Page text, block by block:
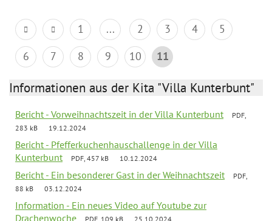
1 ... 2 3 4
5
6
7 8 9 10 11
Informationen aus der Kita "Villa Kunterbunt"
Bericht - Vorweihnachtszeit in der Villa Kunterbunt
PDF,
283 kB
19.12.2024
Bericht - Pfefferkuchenhauschallenge in der Villa
Kunterbunt
PDF, 457 kB 10.12.2024
Bericht - Ein besonderer Gast in der Weihnachtszeit
PDF,
88 kB
03.12.2024
Information - Ein neues Video auf Youtube zur
Drachenwoche
PDF, 109 kB 25.10.2024